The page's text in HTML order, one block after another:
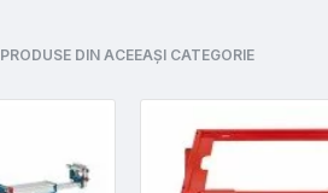
PRODUSE DIN ACEEAȘI CATEGORIE